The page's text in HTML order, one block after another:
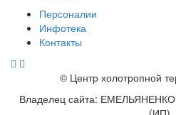
Персоналии
Инфотека
Контакты
© Центр холотропной
Владелец сайта: